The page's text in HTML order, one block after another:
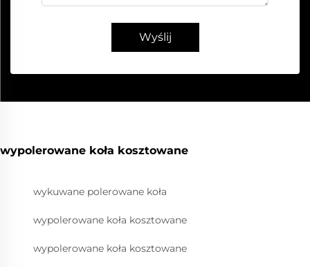
Wyślij
wypolerowane koła kosztowane
wykuwane polerowane koła
wypolerowane koła kosztowane
wypolerowane koła kosztowane